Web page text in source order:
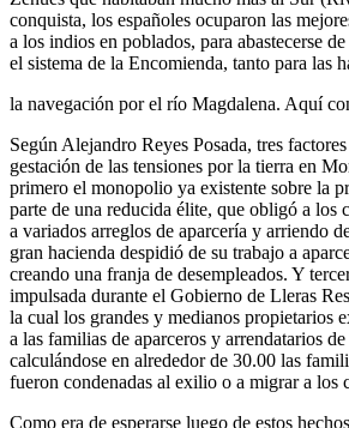
conquista, los españoles ocuparon las
a los indios en poblados, para abastecerse
el sistema de la Encomienda, tanto para las
la navegación por el río Magdalena. Aquí
Según Alejandro Reyes Posada, tres
gestación de las tensiones por la tierra en
primero el monopolio ya existente sobre la
parte de una reducida élite, que obligó a los
a variados arreglos de aparcería y arriendo
gran hacienda despidió de su trabajo a
creando una franja de desempleados. Y
impulsada durante el Gobierno de Lleras
la cual los grandes y medianos propietarios
a las familias de aparceros y arrendatarios
calculándose en alrededor de 30.00 las
fueron condenadas al exilio o a migrar a los
Como era de esperarse luego de estos